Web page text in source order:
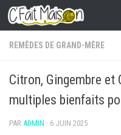
Skip to content
REMÈDES DE GRAND-MÈRE
Citron, Gingembre et
multiples bienfaits
PAR ADMIN · 6 JUIN 2025